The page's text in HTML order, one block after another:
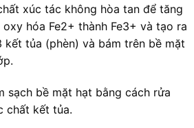
xúc tác không hòa tan để tăng
hóa Fe2+ thành Fe3+ và tạo ra
kết tủa (phèn) và bám trên bề mặt
sạch bề mặt hạt bằng cách rửa
chất kết tủa.